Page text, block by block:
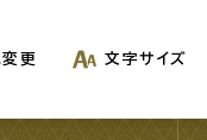
更 文字サイズ
更 文字サイズ